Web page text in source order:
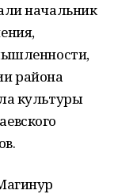
начальник
района
культуры